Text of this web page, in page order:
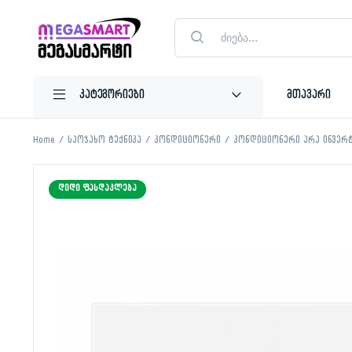
Products
search
მთავარი
Home საოჯახო ტექნიკა კონდიციონერი კონდიციონერი არა
ᲓᲘᲓᲘ ᲤᲐᲡᲓᲐᲙᲚᲔᲑᲐ